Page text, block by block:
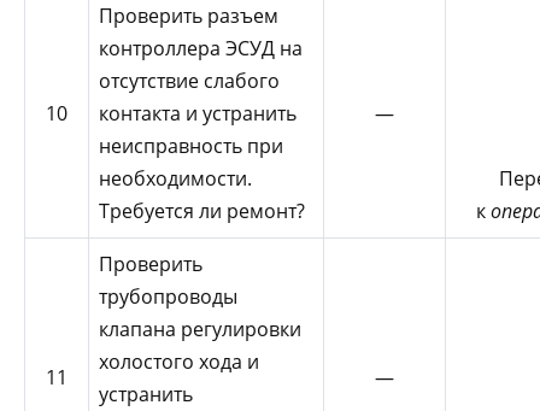
10
Проверить разъем
контроллера ЭСУД на
отсутствие слабого
контакта и устранить
неисправность при
необходимости.
Требуется ли ремонт?
—
к
11
Проверить
трубопроводы
клапана регулировки
холостого хода и
устранить
—